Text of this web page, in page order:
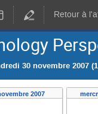
Retour à
30 novembre 2007
2007